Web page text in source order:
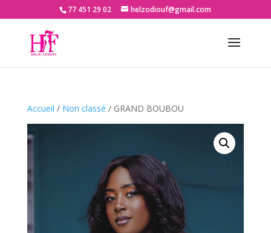
77 451 29 02 helzodiouf@gmail.com
Accueil / Non classé / GRAND BOUBOU